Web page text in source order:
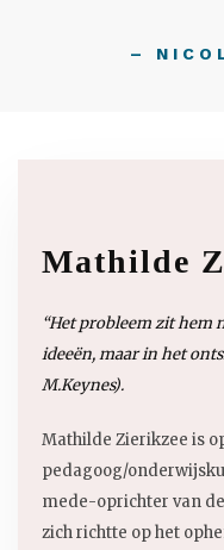
–
Mathilde
“Het probleem zit hem
ideeën, maar in het
M.Keynes).
Mathilde Zierikzee is
pedagoog/
mede-oprichter van
zich richtte op het